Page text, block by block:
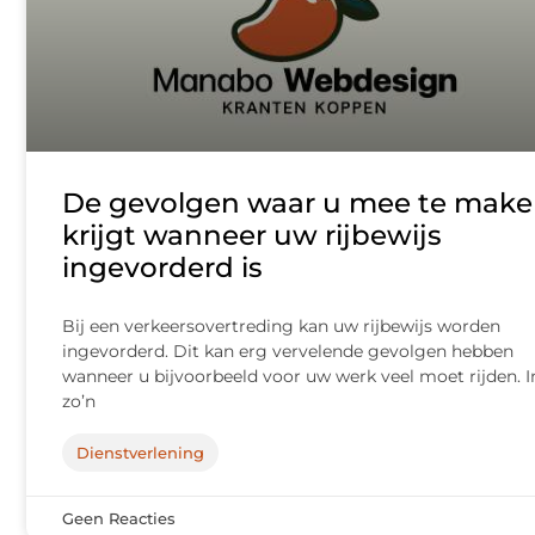
De gevolgen waar u mee te
krijgt wanneer uw rijbewijs
ingevorderd is
Bij een verkeersovertreding kan uw rijbewijs worden
ingevorderd. Dit kan erg vervelende gevolgen hebben
wanneer u bijvoorbeeld voor uw werk veel moet rijden.
zo’n
Dienstverlening
Geen Reacties